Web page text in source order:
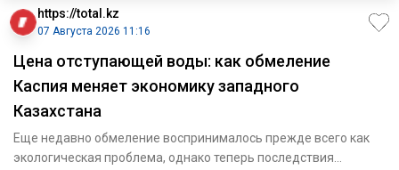
https://total.kz
07 Августа 2026 11:16
Цена отступающей воды: как обмеление
Каспия меняет экономику западного
Казахстана
Еще недавно обмеление воспринималось прежде всего как
экологическая проблема, однако теперь последствия